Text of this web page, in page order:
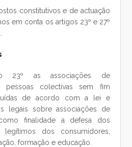
constitutivos e de actuação
em conta os artigos 23º e 27º
23º as associações de
pessoas colectivas sem fim
de acordo com a lei e
legais sobre associações de
finalidade a defesa dos
dos consumidores,
formação e educação.